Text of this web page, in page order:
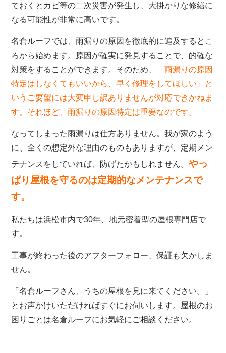
ておくとカビ等の二次災害が発生し、大掛かりな修繕に
なる可能性が非常に高いです。
名倉ルーフでは、雨漏りの原因を徹底的に追及するとこ
ろから始めます。原因が確実に発見することで、的確な
対策をすることができます。そのため、
「雨漏りの原因
特定はしなくてもいいから、早く修理をしてほしい」と
いうご要望には大変申し訳ありませんが対応できかねま
す。それほど、雨漏りの原因特定は重要なのです。
なってしまった雨漏りは仕方ありません。我が家のよう
に、全くの想定外な理由のものもありますが、定期メン
テナンスをしていれば、防げたかもしれません。やっ
ぱり屋根を守るのは定期的なメンテナンスで
す。
私たちは浜松市内で30年、地元密着型の屋根専門店で
す。
工事が終わった後のアフターフォロー、保証も欠かしま
せん。
「名倉ルーフさん、うちの屋根を見に来てください。」
とお声かけいただければすぐにお伺いします。屋根のお
困りごとは名倉ルーフにお気軽にご相談ください。